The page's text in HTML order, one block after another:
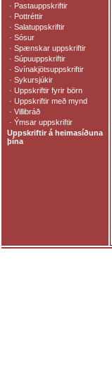
· Pastauppskriftir
· Pottréttir
· Salatuppskriftir
· Sósur
· Spænskar uppskriftir
· Súpuuppskriftir
· Svínakjötsuppskriftir
· Sykursjúkir
· Uppskriftir fyrir börn
· Uppskriftir með mynd
· Villibráð
· Ýmsar uppskriftir
Uppskriftir á heimasíðuna
þína